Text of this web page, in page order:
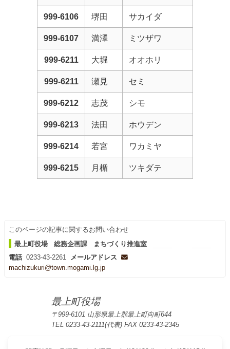
999-6106 堺田 サカイダ
999-6107 満澤 ミツザワ
999-6211 大堀 オオホリ
999-6211 瀬見 セミ
999-6212 志茂 シモ
999-6213 法田 ホウデン
999-6214 若宮 ワカミヤ
999-6215 月楯 ツキダテ
このページの記事に関するお問い合わせ
最上町役場 総務企画課 まちづくり推進室
電話 0233-43-2261
メールアドレス
machizukuri@town.mogami.lg.jp
最上町役場
〒999-6101 山形県最上郡最上町向町644
TEL 0233-43-2111(代表) FAX 0233-43-2345